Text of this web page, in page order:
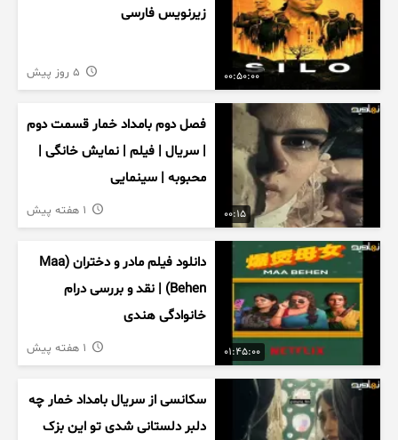
00:50:00
زیرنویس فارسی
00:15
فصل دوم بامداد خمار قسمت دوم
| سریال | فیلم | نمایش خانگی |
محبوبه | سینمایی
01:45:00
دانلود فیلم مادر و دختران (Maa
Behen) | نقد و بررسی درام
خانوادگی هندی
سکانسی از سریال بامداد خمار چه
دلبر دلستانی شدی تو این بزک